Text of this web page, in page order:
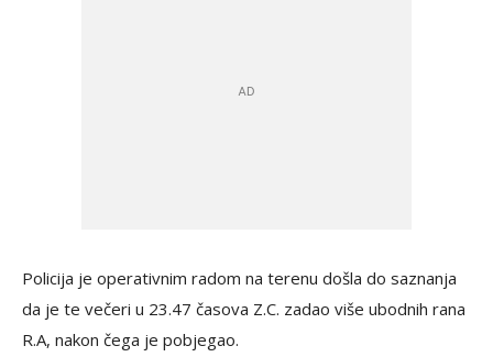
Policija je operativnim radom na terenu došla do saznanja
da je te večeri u 23.47 časova Z.C. zadao više ubodnih rana
R.A, nakon čega je pobjegao.